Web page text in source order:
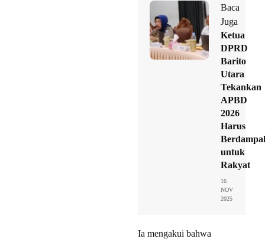
Baca
Juga
Ketua
DPRD
Barito
Utara
Tekankan
APBD
2026
Harus
untuk
Rakyat
16
NOV
2025
Ia mengakui bahwa